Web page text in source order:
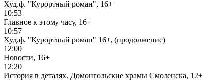
Худ.ф. "Курортный роман", 16+
10:53
Главное к этому часу, 16+
10:57
Худ.ф. "Курортный роман" 16+, (продолжение)
12:00
Новости, 16+
12:20
История в деталях. Домонгольские храмы Смоленска, 12+